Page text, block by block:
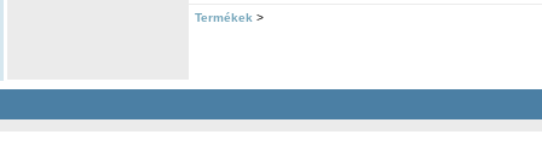
Termékek >